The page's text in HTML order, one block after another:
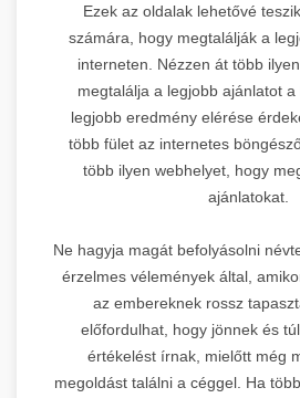
Ezek az oldalak lehetővé
számára, hogy megtalálják a
interneten. Nézzen át több
megtalálja a legjobb ajánlatot
legjobb eredmény elérése
több fület az internetes
több ilyen webhelyet, hogy
ajánlatokat.
Ne hagyja magát befolyásolni
érzelmes vélemények által,
az embereknek rossz
előfordulhat, hogy jönnek és
értékelést írnak, mielőtt még
megoldást találni a céggel. Ha